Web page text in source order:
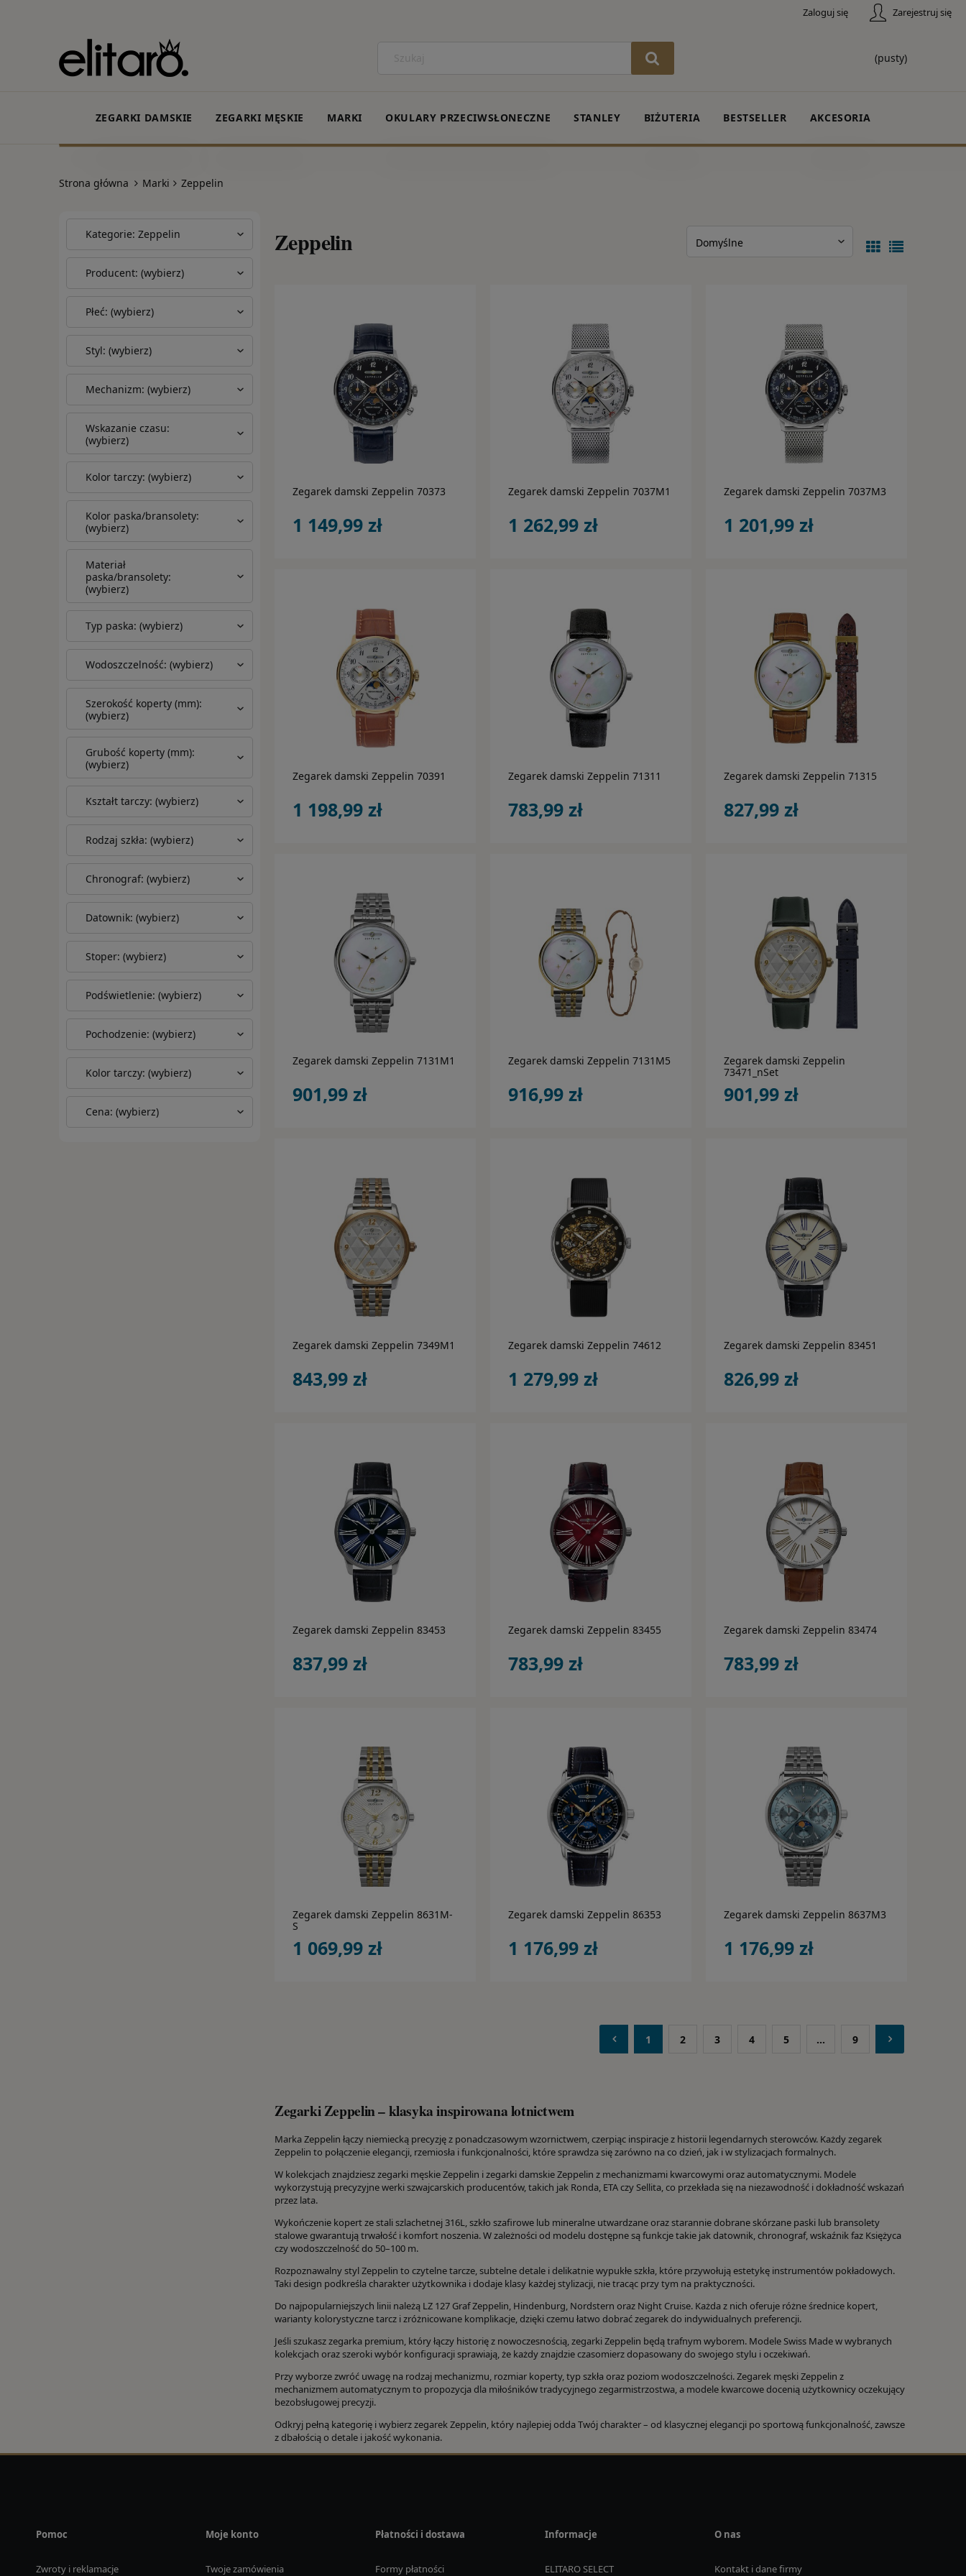
Zarejestruj się
Zaloguj się
(pusty)
ZEGARKI DAMSKIE STANLEY
OKULARY PRZECIWSŁONECZNE BIŻUTERIA
ZEGARKI MĘSKIE MARKI BESTSELLER AKCESORIA
Strona główna Marki Zeppelin
Kategorie: Zeppelin
Producent: (wybierz)
Płeć: (wybierz)
Styl: (wybierz)
Mechanizm: (wybierz)
Wskazanie czasu:
(wybierz)
Kolor tarczy: (wybierz)
Kolor paska/bransolety:
(wybierz)
Materiał
paska/bransolety:
(wybierz)
Typ paska: (wybierz)
Wodoszczelność: (wybierz)
Szerokość koperty (mm):
(wybierz)
Grubość koperty (mm):
(wybierz)
Kształt tarczy: (wybierz)
Rodzaj szkła: (wybierz)
Chronograf: (wybierz)
Datownik: (wybierz)
Stoper: (wybierz)
Podświetlenie: (wybierz)
Pochodzenie: (wybierz)
Kolor tarczy: (wybierz)
Cena: (wybierz)
Zeppelin
Zegarek damski Zeppelin 70373
1 149,99 zł
do koszyka
Zegarek damski Zeppelin 7037M1
1 262,99 zł
do koszyka
Zegarek damski Zeppelin 7037M3
1 201,99 zł
do koszyka
Zegarek damski Zeppelin 70391
1 198,99 zł
do koszyka
Zegarek damski Zeppelin 71311
783,99 zł
do koszyka
Zegarek damski Zeppelin 71315
827,99 zł
do koszyka
Zegarek damski Zeppelin 7131M1
901,99 zł
do koszyka
Zegarek damski Zeppelin 7131M5
916,99 zł
do koszyka
Zegarek damski Zeppelin
73471_nSet
901,99 zł
do koszyka
Zegarek damski Zeppelin 7349M1
843,99 zł
do koszyka
Zegarek damski Zeppelin 74612
1 279,99 zł
Zegarek damski Zeppelin 83451
826,99 zł
do koszyka
Zegarek damski Zeppelin 83453
837,99 zł
do koszyka
Zegarek damski Zeppelin 83455
783,99 zł
do koszyka
Zegarek damski Zeppelin 83474
783,99 zł
do koszyka
Zegarek damski Zeppelin 8631M-
S
1 069,99 zł
do koszyka
Zegarek damski Zeppelin 86353
1 176,99 zł
do koszyka
Zegarek damski Zeppelin 8637M3
1 176,99 zł
do koszyka
1 2 3 4 5 ... 9
Zegarki Zeppelin – klasyka inspirowana lotnictwem
Marka Zeppelin łączy niemiecką precyzję z ponadczasowym wzornictwem, czerpiąc inspiracje z historii legendarnych sterowców. Każdy zegarek
Zeppelin to połączenie elegancji, rzemiosła i funkcjonalności, które sprawdza się zarówno na co dzień, jak i w stylizacjach formalnych.
W kolekcjach znajdziesz zegarki męskie Zeppelin i zegarki damskie Zeppelin z mechanizmami kwarcowymi oraz automatycznymi. Modele
wykorzystują precyzyjne werki szwajcarskich producentów, takich jak Ronda, ETA czy Sellita, co przekłada się na niezawodność i dokładność wskazań
przez lata.
Wykończenie kopert ze stali szlachetnej 316L, szkło szafirowe lub mineralne utwardzane oraz starannie dobrane skórzane paski lub bransolety
stalowe gwarantują trwałość i komfort noszenia. W zależności od modelu dostępne są funkcje takie jak datownik, chronograf, wskaźnik faz Księżyca
czy wodoszczelność do 50–100 m.
Rozpoznawalny styl Zeppelin to czytelne tarcze, subtelne detale i delikatnie wypukłe szkła, które przywołują estetykę instrumentów pokładowych.
Taki design podkreśla charakter użytkownika i dodaje klasy każdej stylizacji, nie tracąc przy tym na praktyczności.
Do najpopularniejszych linii należą LZ 127 Graf Zeppelin, Hindenburg, Nordstern oraz Night Cruise. Każda z nich oferuje różne średnice kopert,
warianty kolorystyczne tarcz i zróżnicowane komplikacje, dzięki czemu łatwo dobrać zegarek do indywidualnych preferencji.
Jeśli szukasz zegarka premium, który łączy historię z nowoczesnością, zegarki Zeppelin będą trafnym wyborem. Modele Swiss Made w wybranych
kolekcjach oraz szeroki wybór konfiguracji sprawiają, że każdy znajdzie czasomierz dopasowany do swojego stylu i oczekiwań.
Przy wyborze zwróć uwagę na rodzaj mechanizmu, rozmiar koperty, typ szkła oraz poziom wodoszczelności. Zegarek męski Zeppelin z
mechanizmem automatycznym to propozycja dla miłośników tradycyjnego zegarmistrzostwa, a modele kwarcowe docenią użytkownicy oczekujący
bezobsługowej precyzji.
Odkryj pełną kategorię i wybierz zegarek Zeppelin, który najlepiej odda Twój charakter – od klasycznej elegancji po sportową funkcjonalność, zawsze
z dbałością o detale i jakość wykonania.
Pomoc
Zwroty i reklamacje
Moje konto
Twoje zamówienia
Płatności i dostawa
Formy płatności
Informacje
ELITARO SELECT
O nas
Kontakt i dane firmy